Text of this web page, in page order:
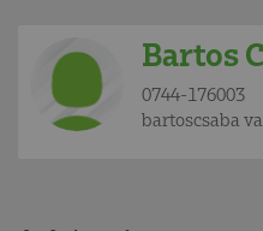
Bartos
0744-176003
bartoscsaba